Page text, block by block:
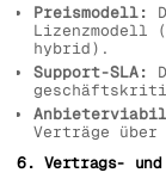
Preismodell:
Lizenzmodell
hybrid).
Support-SLA:
Verträge über
6. Vertrags- und